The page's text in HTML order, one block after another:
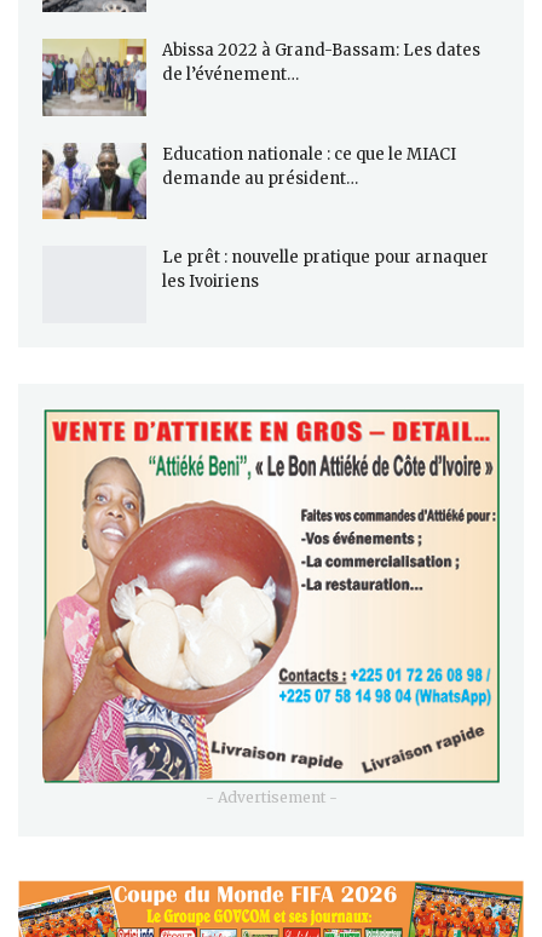
Abissa 2022 à Grand-Bassam: Les dates
de l’événement…
Education nationale : ce que le MIACI
demande au président…
Le prêt : nouvelle pratique pour arnaquer
les Ivoiriens
- Advertisement -